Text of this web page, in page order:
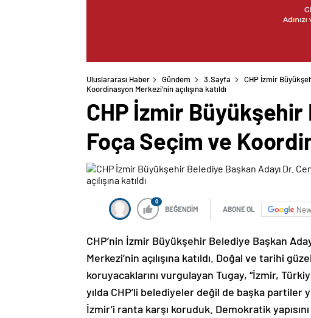
Uluslararası Haber Gündem 3.Sayfa CHP İzmir
CHP İzmir Büyükşehir
Foça Seçim ve
Merkezi’nin açılışına katıldı. Doğal ve tarihi
koruyacaklarını vurgulayan Tugay, “İzmir,
yılda CHP’li belediyeler değil de başka
İzmir’i ranta karşı koruduk. Demokratik